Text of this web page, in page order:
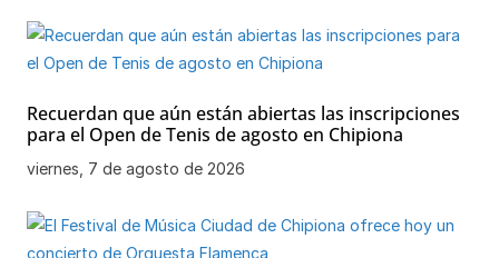
Recuerdan que aún están abiertas las inscripciones
para el Open de Tenis de agosto en Chipiona
viernes, 7 de agosto de 2026